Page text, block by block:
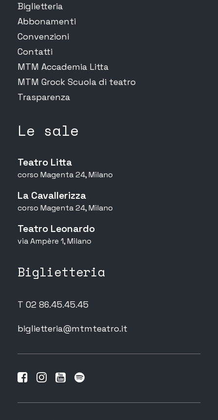
Biglietteria
Abbonamenti
Convenzioni
Contatti
MTM Accademia Litta
MTM Grock Scuola di teatro
Trasparenza
Le sale
Teatro Litta
corso Magenta 24, Milano
La Cavallerizza
corso Magenta 24, Milano
Teatro Leonardo
via Ampère 1, Milano
Biglietteria
T 02 86.45.45.45
biglietteria@mtmteatro.it